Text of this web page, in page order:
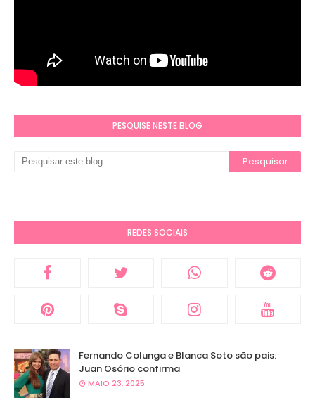
PESQUISE NESTE BLOG
REDES SOCIAIS
Fernando Colunga e Blanca Soto são pais:
Juan Osório confirma
MAIO 23, 2025